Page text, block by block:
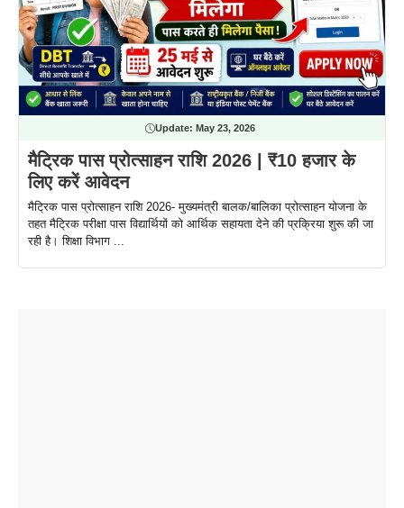
Update: May 23, 2026
मैट्रिक पास प्रोत्साहन राशि 2026 | ₹10 हजार के
लिए करें आवेदन
मैट्रिक पास प्रोत्साहन राशि 2026- मुख्यमंत्री बालक/बालिका प्रोत्साहन योजना के
तहत मैट्रिक परीक्षा पास विद्यार्थियों को आर्थिक सहायता देने की प्रक्रिया शुरू की जा
रही है। शिक्षा विभाग ...